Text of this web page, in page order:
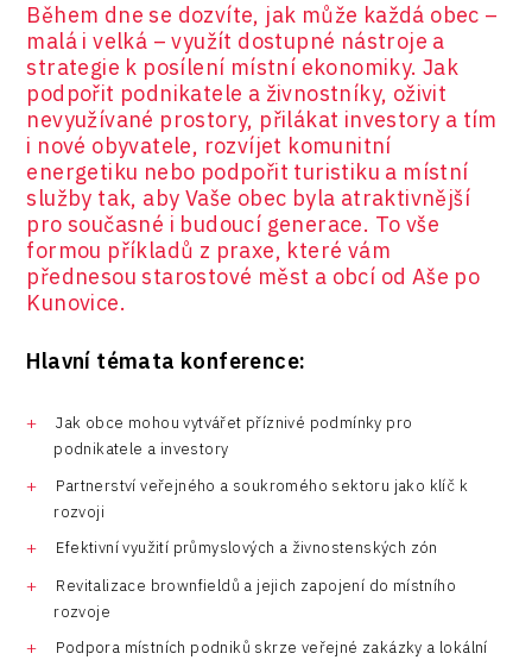
Během dne se dozvíte, jak může každá obec –
malá i velká – využít dostupné nástroje a
strategie k posílení místní ekonomiky. Jak
podpořit podnikatele a živnostníky, oživit
nevyužívané prostory, přilákat investory a tím
i nové obyvatele, rozvíjet komunitní
energetiku nebo podpořit turistiku a místní
služby tak, aby Vaše obec byla atraktivnější
pro současné i budoucí generace. To vše
formou příkladů z praxe, které vám
přednesou starostové měst a obcí od Aše po
Kunovice.
Hlavní témata konference:
Jak obce mohou vytvářet příznivé podmínky pro
podnikatele a investory
Partnerství veřejného a soukromého sektoru jako klíč k
rozvoji
Efektivní využití průmyslových a živnostenských zón
Revitalizace brownfieldů a jejich zapojení do místního
rozvoje
Podpora místních podniků skrze veřejné zakázky a lokální